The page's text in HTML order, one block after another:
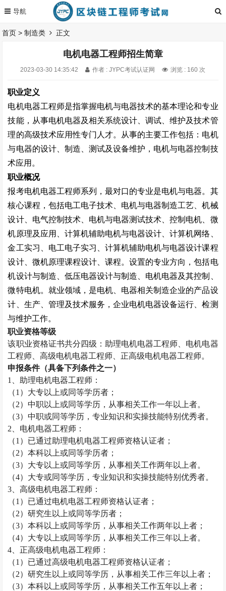
首页 >制造类 正文
电机电器工程师招生简章
2023-03-30 14:35:42 作者 : JYPC考试认证网 浏览 : 160 次
职业定义
电机电器工程师是指掌握电机与电器技术的基本理论和专业
技能，从事电机电器及相关系统设计、调试、维护及技术管
理的高级技术应用性专门人才。从事的主要工作包括：电机
与电器的设计、制造、测试及设备维护，电机与电器控制技
术应用。
职业概况
报考电机电器工程师系列，最对口的专业是电机与电器。其
核心课程，包括电工电子技术、电机与电器制造工艺、机械
设计、电气控制技术、电机与电器测试技术、控制电机、微
机原理及应用、计算机辅助电机与电器设计、计算机网络、
金工实习、电工电子实习、计算机辅助电机与电器设计课程
设计、微机原理课程设计、课程。设置的专业方向，包括电
机设计与制造、低压电器设计与制造、电机电器及其控制、
微特电机。就业领域，是电机、电器相关制造企业的产品设
计、生产、管理及技术服务，企业电机电器设备运行、检测
与维护工作。
职业资格等级
该职业资格证书共分四级：助理电机电器工程师、电机电器
工程师、高级电机电器工程师、正高级电机电器工程师。
申报条件（具备下列条件之一）
1
、助理电机电器工程师：
（1 ）大专以上或同等学历者；
（2）中职以上或同等学历，从事相关工作一年以上者。
（3）中职或同等学历，专业知识和实操技能特别优秀者。
2 、电机电器工程师：
（1 ）已通过助理电机电器工程师资格认证者；
（2）本科以上或同等学历者；
（3）大专以上或同等学历，从事相关工作两年以上者。
（4）大专或同等学历，专业知识和实操技能特别优秀者。
3 、高级电机电器工程师：
（1 ）已通过电机电器工程师资格认证者；
（2）研究生以上或同等学历者；
（3）本科以上或同等学历，从事相关工作两年以上者；
（4）大专以上或同等学历，从事相关工作三年以上者。
4 、正高级电机电器工程师：
（1 ）已通过高级电机电器工程师资格认证者；
（2）研究生以上或同等学历，从事相关工作三年以上者；
（3）本科以上或同等学历，从事相关工作五年以上者；